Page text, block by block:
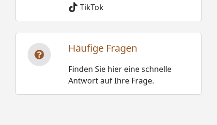
TikTok
Häufige Fragen
Finden Sie hier eine schnelle
Antwort auf Ihre Frage.